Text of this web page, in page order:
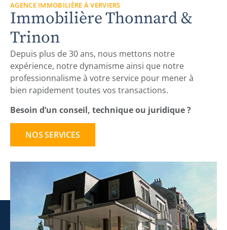
AGENCE IMMOBILIÈRE À VERVIERS
Immobilière Thonnard &
Trinon
Depuis plus de 30 ans, nous mettons notre
expérience, notre dynamisme ainsi que notre
professionnalisme à votre service pour mener à
bien rapidement toutes vos transactions.
Besoin d’un conseil, technique ou juridique ?
NOS SERVICES